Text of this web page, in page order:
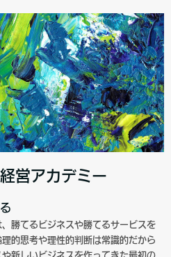
営アカデミー
勝てるビジネスや勝てるサービスを
的思考や理性的判断は常識的だから